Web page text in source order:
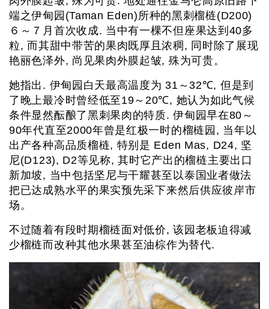
端之伊甸园(Taman Eden)所种的黑刺榴梿(D200)
６～７月首次收成. 当中有一棵不但座果达到40多
粒, 而其甜中带苦的果肉既厚且浓稠, 同时除了展现
艳丽色泽外, 尚见果肉外膜起皱, 殊为可贵。
她指出. 伊甸园白天最高温度为 31～32℃, 但是到
了晚上最冷时曾经低至19～20℃, 她认为如此气候
条件显然酝酿了黑刺果肉的特质. 伊甸园早在80～
90年代直至2000年曾是红极一时的榴梿园, 当年以
出产各种高品质榴梿, 特别是 Eden Mas, D24, 坚
尼(D123), D2等见称, 其时它产出的榴梿主要出口
新加坡, 当中包括坚尼与干耀甚至以泰国业者做法
把已达成熟水平的果实预先采下来然后供应彼岸市
场。
不过随着有段时期榴梿面对低价, 该园老板迫得减
少榴梿而改种其他水果甚至油棕作为替代.